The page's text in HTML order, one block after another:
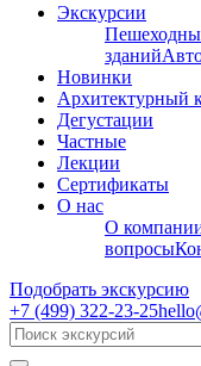
Экскурсии
зданий
Новинки
Архитектурный
Дегустации
Частные
Лекции
Сертификаты
О нас
О
вопросы
Подобрать экскурсию
+7 (499) 322-23-25